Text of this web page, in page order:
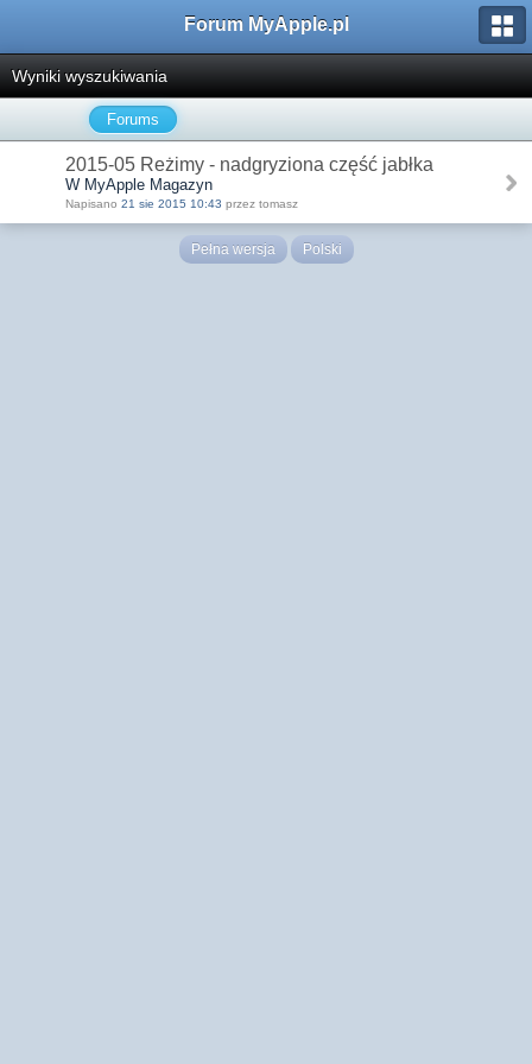
Forum MyApple.pl
Wyniki wyszukiwania
Forums
2015-05 Reżimy - nadgryziona część jabłka
W MyApple Magazyn
Napisano 21 sie 2015 10:43 przez tomasz
Pełna wersja Polski